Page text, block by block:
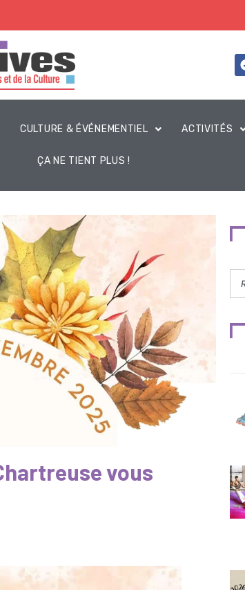
CULTURE & ÉVÉNEMENTIEL ACTIVITÉS
ÇA NE TIENT PLUS !
vous